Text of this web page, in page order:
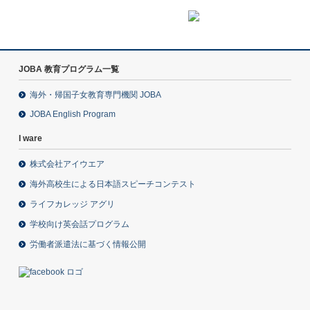
JOBA 教育プログラム一覧
海外・帰国子女教育専門機関 JOBA
JOBA English Program
I ware
株式会社アイウエア
海外高校生による日本語スピーチコンテスト
ライフカレッジ アグリ
学校向け英会話プログラム
労働者派遣法に基づく情報公開